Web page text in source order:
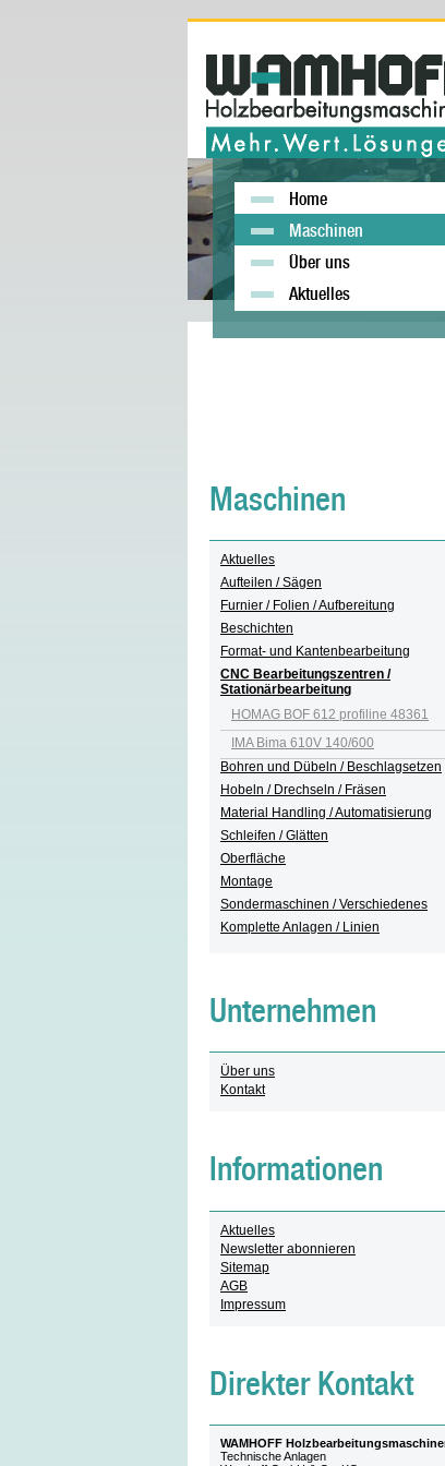
Home
Maschinen
Über uns
Aktuelles
Maschinen
Aktuelles
Aufteilen / Sägen
Furnier / Folien / Aufbereitung
Beschichten
Format- und Kantenbearbeitung
CNC Bearbeitungszentren /
Stationärbearbeitung
HOMAG BOF 612 profiline 48361
IMA Bima 610V 140/600
Bohren und Dübeln / Beschlagsetzen
Hobeln / Drechseln / Fräsen
Material Handling / Automatisierung
Schleifen / Glätten
Oberfläche
Montage
Sondermaschinen / Verschiedenes
Komplette Anlagen / Linien
Unternehmen
Über uns
Kontakt
Informationen
Aktuelles
Newsletter abonnieren
Sitemap
AGB
Impressum
Direkter Kontakt
WAMHOFF
Technische Anlagen